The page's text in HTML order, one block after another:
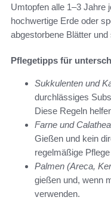
Umtopfen alle 1–3 Jahre
hochwertige Erde oder
abgestorbene Blätter
Pflegetipps für
Sukkulenten und
durchlässiges
Diese Regeln
Farne und
Gießen und kein
regelmäßige
Palmen (Areca,
gießen und, wenn
verwenden.